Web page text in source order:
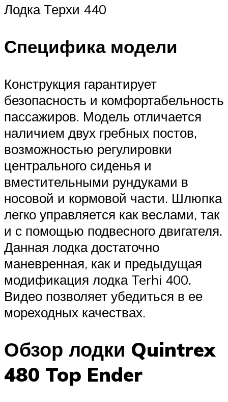
Лодка Терхи 440
Специфика модели
Конструкция гарантирует
безопасность и комфортабельность
пассажиров. Модель отличается
наличием двух гребных постов,
возможностью регулировки
центрального сиденья и
вместительными рундуками в
носовой и кормовой части. Шлюпка
легко управляется как веслами, так
и с помощью подвесного двигателя.
Данная лодка достаточно
маневренная, как и предыдущая
модификация лодка Terhi 400.
Видео позволяет убедиться в ее
мореходных качествах.
Обзор лодки Quintrex
480 Top Ender